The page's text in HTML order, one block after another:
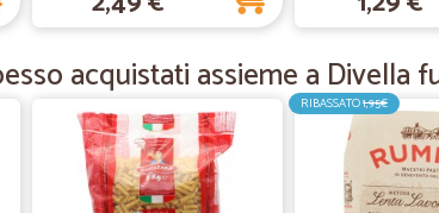
Ottimo come
Non ho
acquistati assieme a Divella
RIBASSATO1,95€